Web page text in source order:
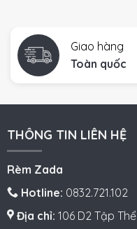
Giao hàng
Toàn quốc
THÔNG TIN LIÊN HỆ
Rèm Zada
Hotline: 0832.721.102
Địa chỉ: 106 D2 Tập